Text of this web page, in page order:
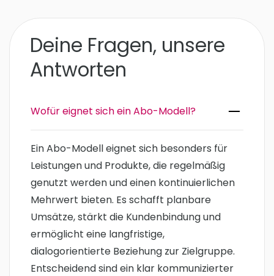
Deine Fragen, unsere
Antworten
Wofür eignet sich ein Abo-Modell?
Ein Abo-Modell eignet sich besonders für
Leistungen und Produkte, die regelmäßig
genutzt werden und einen kontinuierlichen
Mehrwert bieten. Es schafft planbare
Umsätze, stärkt die Kundenbindung und
ermöglicht eine langfristige,
dialogorientierte Beziehung zur Zielgruppe.
Entscheidend sind ein klar kommunizierter